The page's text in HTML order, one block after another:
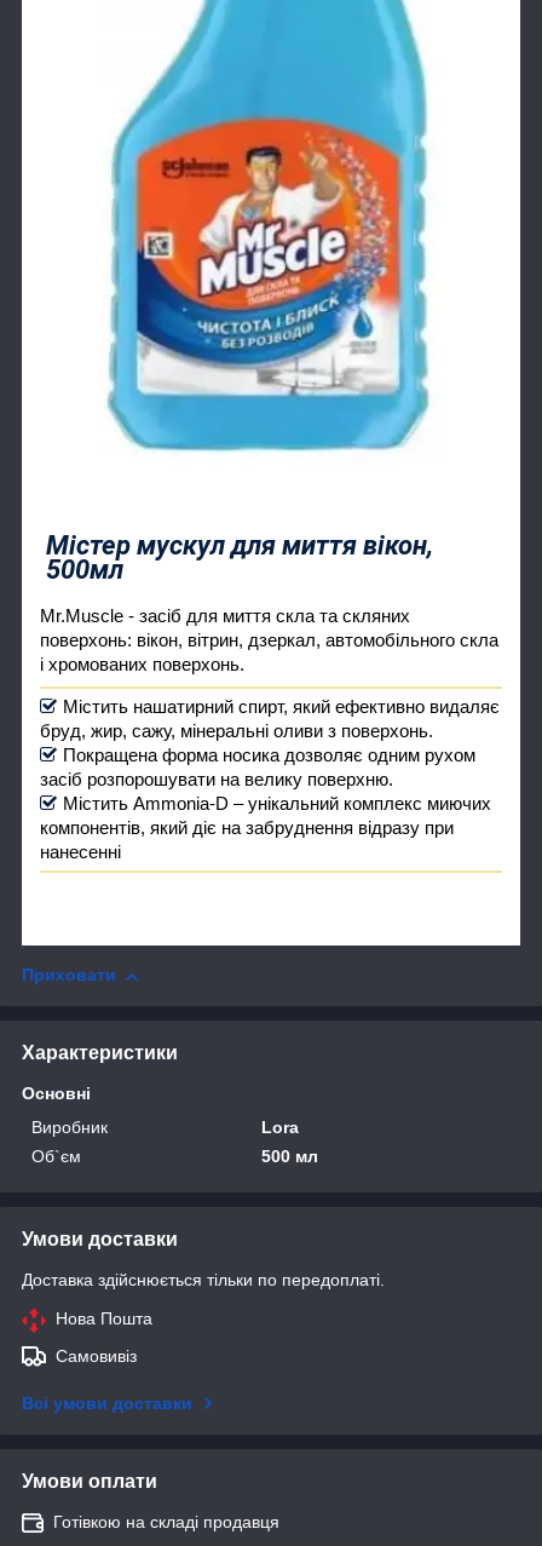
Містер мускул для миття вікон,
500мл
Mr.Muscle - засіб для миття скла та скляних
поверхонь: вікон, вітрин, дзеркал, автомобільного скла
і хромованих поверхонь.
Містить нашатирний спирт, який ефективно видаляє
бруд, жир, сажу, мінеральні оливи з поверхонь.
Покращена форма носика дозволяє одним рухом
засіб розпорошувати на велику поверхню.
Містить Ammonia-D – унікальний комплекс миючих
компонентів, який діє на забруднення відразу при
нанесенні
Приховати
Характеристики
Основні
Виробник
Lora
Об`єм
500 мл
Умови доставки
Доставка здійснюється тільки по передоплаті.
Нова Пошта
Самовивіз
Всі умови доставки
Умови оплати
Готівкою на складі продавця